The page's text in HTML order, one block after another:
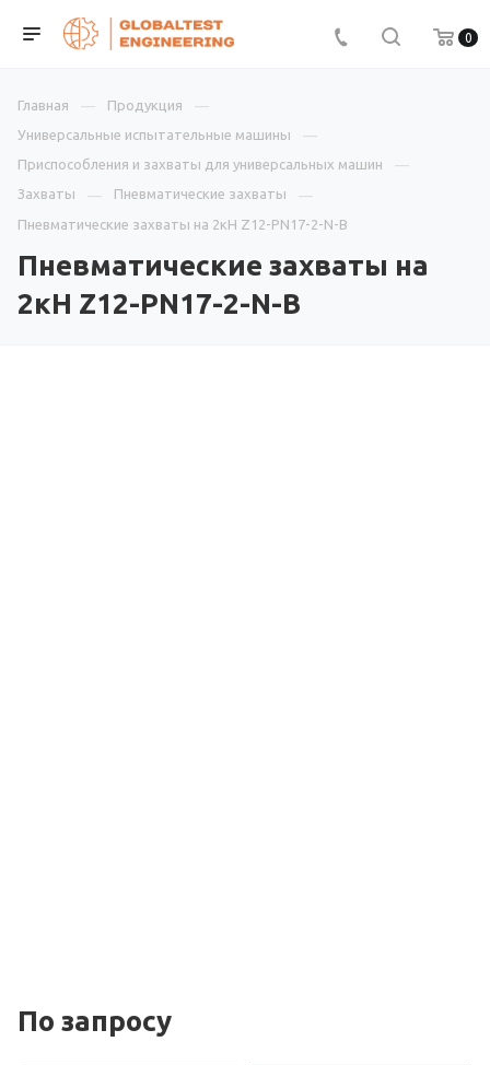
0
Главная
Продукция
Универсальные испытательные машины
Приспособления и захваты для универсальных машин
Захваты
Пневматические захваты
Пневматические захваты на 2кН Z12-PN17-2-N-В
Пневматические захваты на
2кН Z12-PN17-2-N-В
По запросу